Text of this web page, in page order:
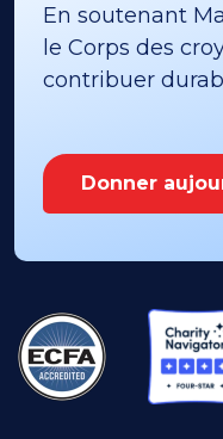
En soutenant
le Corps des
contribuer
Donner